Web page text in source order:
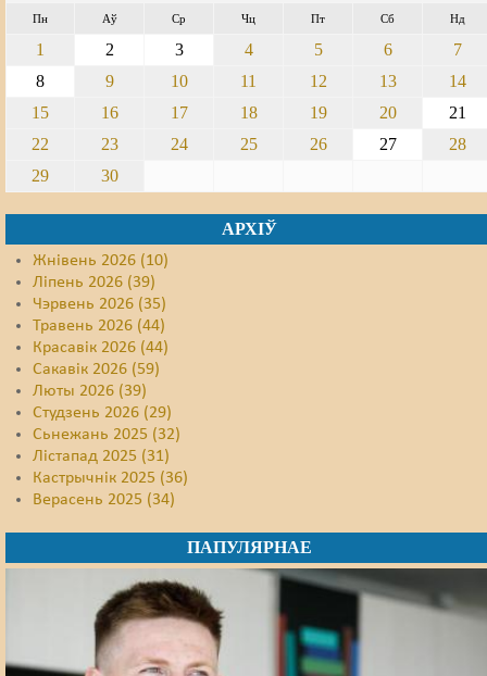
Пн Аў Ср Чц Пт Сб Нд
1 2 3 4 5 6
7
8
9 10 11 12 13
14
15
16 17 18 19 20
21
22
23 24 25 26 27
28
29
30
АРХІЎ
Жнівень 2026 (10)
Ліпень 2026 (39)
Чэрвень 2026 (35)
Травень 2026 (44)
Красавік 2026 (44)
Сакавік 2026 (59)
Люты 2026 (39)
Студзень 2026 (29)
Сьнежань 2025 (32)
Лістапад 2025 (31)
Кастрычнік 2025 (36)
Верасень 2025 (34)
ПАПУЛЯРНАЕ
Сьмяротнае пакараньне
Правы працоўных